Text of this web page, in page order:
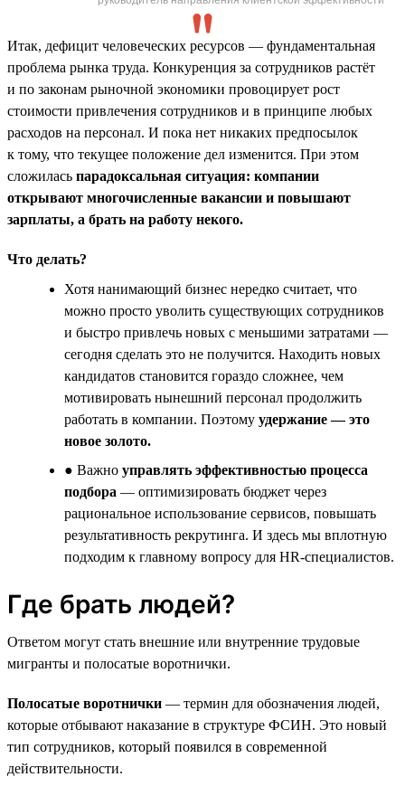
Итак, дефицит человеческих ресурсов — фундаментальная
проблема рынка труда. Конкуренция за сотрудников растёт
и по законам рыночной экономики провоцирует рост
стоимости привлечения сотрудников и в принципе любых
расходов на персонал. И пока нет никаких предпосылок
к тому, что текущее положение дел изменится. При этом
сложилась парадоксальная ситуация: компании
открывают многочисленные вакансии и повышают
зарплаты, а брать на работу некого.
Что делать?
Хотя нанимающий бизнес нередко считает, что
можно просто уволить существующих сотрудников
и быстро привлечь новых с меньшими затратами —
сегодня сделать это не получится. Находить новых
кандидатов становится гораздо сложнее, чем
мотивировать нынешний персонал продолжить
работать в компании. Поэтому удержание — это
новое золото.
● Важно управлять эффективностью процесса
подбора — оптимизировать бюджет через
рациональное использование сервисов, повышать
результативность рекрутинга. И здесь мы вплотную
подходим к главному вопросу для HR-специалистов.
Где брать людей?
Ответом могут стать внешние или внутренние трудовые
мигранты и полосатые воротнички.
Полосатые воротнички — термин для обозначения людей,
которые отбывают наказание в структуре ФСИН. Это новый
тип сотрудников, который появился в современной
действительности.